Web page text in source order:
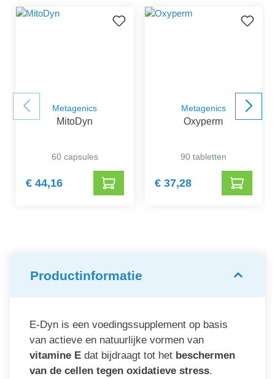
Metagenics
MitoDyn
60 capsules
€ 44,16
Metagenics
Oxyperm
90 tabletten
€ 37,28
Productinformatie
E-Dyn is een voedingssupplement op basis
van actieve en natuurlijke vormen van
vitamine E dat bijdraagt tot het beschermen
van de cellen tegen oxidatieve stress.